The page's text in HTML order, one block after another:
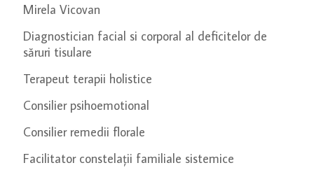
Mirela Vicovan
Diagnostician facial si corporal al deficitelor de
săruri tisulare
Terapeut terapii holistice
Consilier psihoemotional
Consilier remedii florale
Facilitator constelații familiale sistemice